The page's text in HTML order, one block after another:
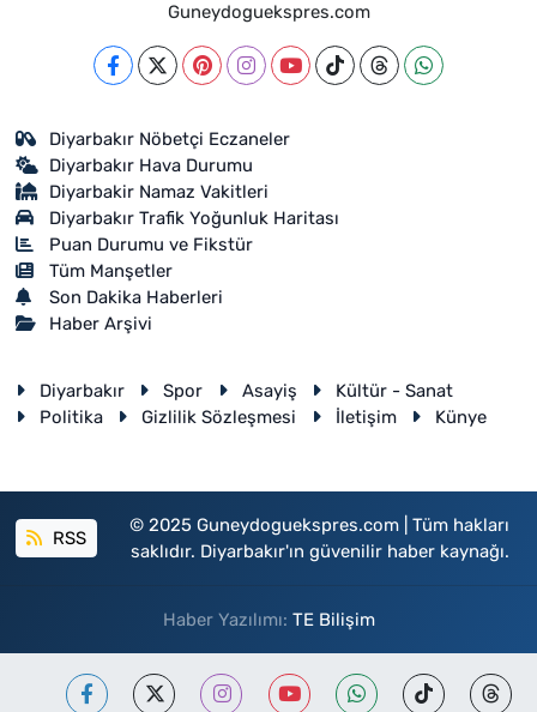
Guneydoguekspres.com
Diyarbakır Nöbetçi Eczaneler
Diyarbakır Hava Durumu
Diyarbakir Namaz Vakitleri
Diyarbakır Trafik Yoğunluk Haritası
Puan Durumu ve Fikstür
Tüm Manşetler
Son Dakika Haberleri
Haber Arşivi
Diyarbakır Spor Asayiş
Kültür - Sanat
Politika
Gizlilik Sözleşmesi İletişim Künye
RSS
© 2025 Guneydoguekspres.com | Tüm hakları
saklıdır. Diyarbakır'ın güvenilir haber kaynağı.
Haber Yazılımı: TE Bilişim